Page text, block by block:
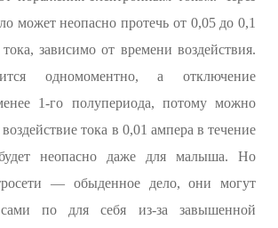
может неопасно протечь от 0,05 до 0,1
зависимо от времени воздействия.
одномоментно, а отключение
1-го полупериода, потому можно
тока в 0,01 ампера в течение
неопасно даже для малыша. Но
— обыденное дело, они могут
по для себя из-за завышенной